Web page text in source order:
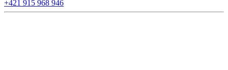
+421 915 968 946